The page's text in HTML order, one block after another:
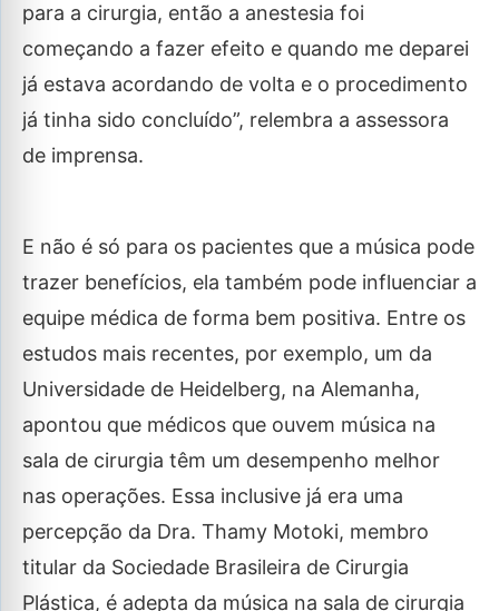
para a cirurgia, então a anestesia foi
começando a fazer efeito e quando me deparei
já estava acordando de volta e o procedimento
já tinha sido concluído”, relembra a assessora
de imprensa.
E não é só para os pacientes que a música pode
trazer benefícios, ela também pode influenciar a
equipe médica de forma bem positiva. Entre os
estudos mais recentes, por exemplo, um da
Universidade de Heidelberg, na Alemanha,
apontou que médicos que ouvem música na
sala de cirurgia têm um desempenho melhor
nas operações. Essa inclusive já era uma
percepção da Dra. Thamy Motoki, membro
titular da Sociedade Brasileira de Cirurgia
Plástica, é adepta da música na sala de cirurgia